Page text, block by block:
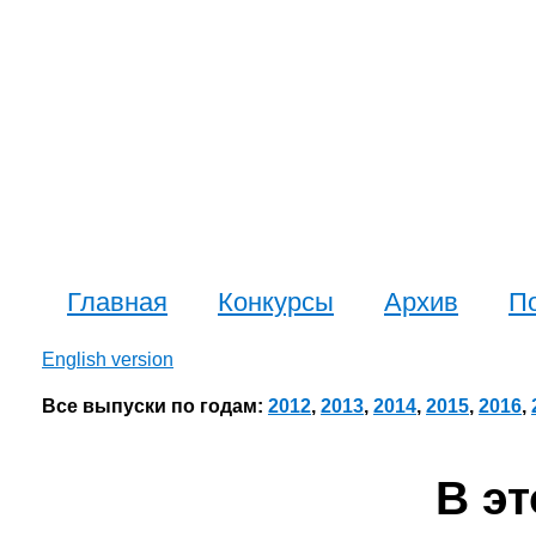
Главная Конкурсы Архив
English version
Все выпуски по годам: 2012, 2013, 2014, 2015, 2016,
В